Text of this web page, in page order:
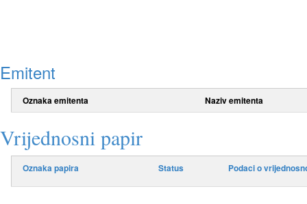
Emitent
Oznaka emitenta Naziv emitenta
Vrijednosni papir
Oznaka papira Status Podaci o